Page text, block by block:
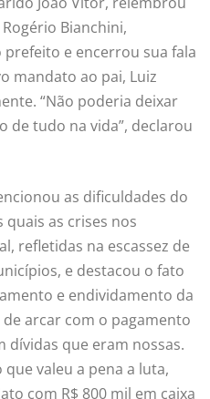
Bianchini,
e encerrou sua fala
mandato ao pai, Luiz
“Não poderia deixar
de tudo na vida”, declarou
as dificuldades do
as crises nos
refletidas na escassez de
e destacou o fato
e endividamento da
arcar com o pagamento
dívidas que eram nossas.
valeu a pena a luta,
com R$ 800 mil em caixa